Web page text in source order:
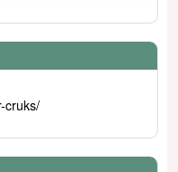
cruks/